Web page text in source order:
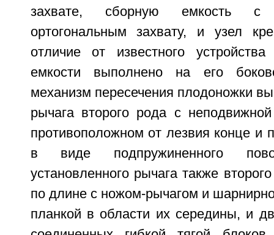
захвате, сборную емкость
ортогональным захвату, и узел
отличие от известного
емкости выполнено на его
механизм пересечения плодоножки
рычага второго рода с
противоположном от лезвия конце и
в виде подпружиненного
установленного рычага также
по длине с ножом-рычагом и
планкой в области их середины, и